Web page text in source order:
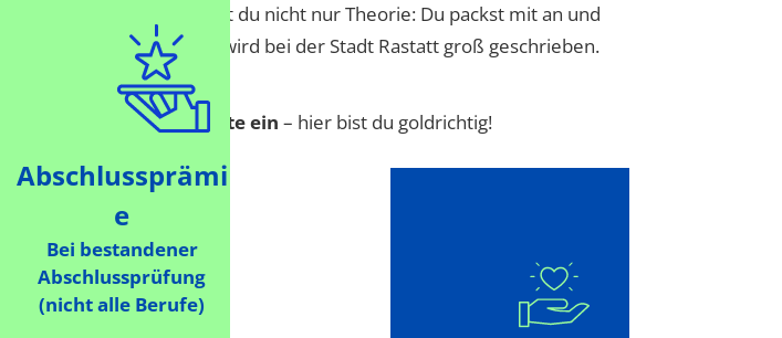
Abschlussprämi
e
Bei bestandener
Abschlussprüfung
(nicht alle Berufe)
der Stadtverwaltung lernst du nicht nur Theorie: Du packst mit an und
wird bei der Stadt Rastatt groß geschrieben.
und bring deine Talente ein – hier bist du goldrichtig!